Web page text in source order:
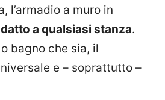
l’armadio a muro in
a qualsiasi stanza.
bagno che sia, il
e – soprattutto –